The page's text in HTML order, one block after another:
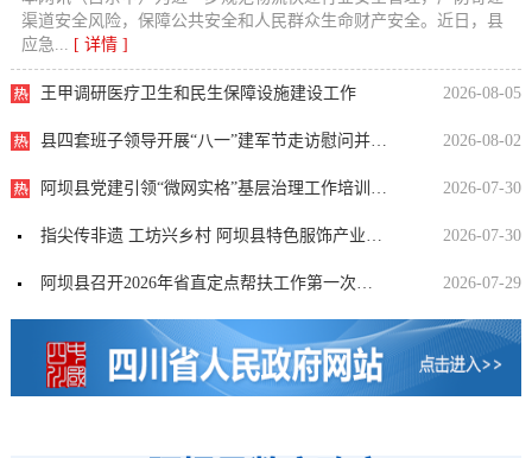
渠道安全风险，保障公共安全和人民群众生命财产安全。近日，县
应急... [ 详情 ]
王甲调研医疗卫生和民生保障设施建设工作 2026-08-05
县四套班子领导开展“八一”建军节走访慰问并参加党政领导“军事日”活动 2026-08-02
阿坝县党建引领“微网实格”基层治理工作培训会圆满结业 2026-07-30
指尖传非遗 工坊兴乡村 阿坝县特色服饰产业铺就群众家门口增收路 2026-07-30
阿坝县召开2026年省直定点帮扶工作第一次联席会 2026-07-29